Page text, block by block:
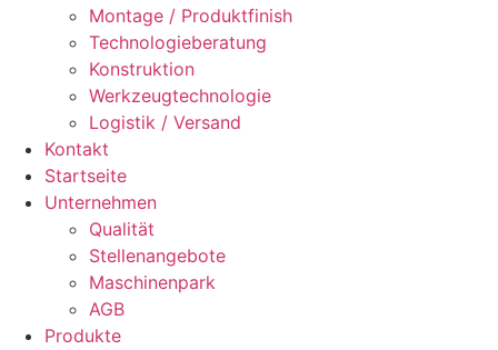
Mon­ta­ge / Pro­dukt­fi­nish
Tech­no­lo­gie­be­ra­tung
Kon­struk­ti­on
Werk­zeug­tech­no­lo­gie
Logis­tik / Ver­sand
Kon­takt
Start­sei­te
Unter­neh­men
Qua­li­tät
Stel­len­an­ge­bo­te
Maschi­nen­park
AGB
Pro­duk­te